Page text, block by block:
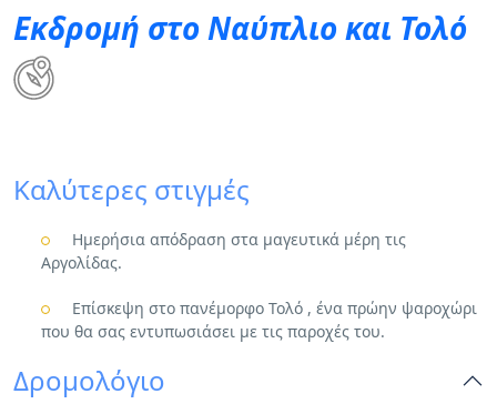
Εκδρομή στο Ναύπλιο και Τολό
Καλύτερες στιγμές
Ημερήσια απόδραση στα μαγευτικά μέρη τις
Αργολίδας.
Επίσκεψη στο πανέμορφο Τολό , ένα πρώην ψαροχώρι
που θα σας εντυπωσιάσει με τις παροχές του.
Δρομολόγιο